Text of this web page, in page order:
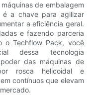
de embalagem
é a chave para agilizar
a eficiência geral.
e fazendo parceria
o Techflow Pack, você
dessa tecnologia
das máquinas de
rosca helicoidal e
contínuos que elevam